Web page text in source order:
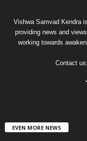
Vishwa Samvad Kendra
providing news and
working towards
Contact us:
EVEN MORE NEWS